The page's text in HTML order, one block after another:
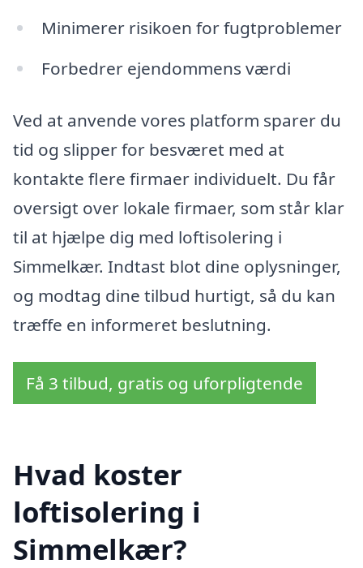
Minimerer risikoen for fugtproblemer
Forbedrer ejendommens værdi
Ved at anvende vores platform sparer du
tid og slipper for besværet med at
kontakte flere firmaer individuelt. Du får
oversigt over lokale firmaer, som står klar
til at hjælpe dig med loftisolering i
Simmelkær. Indtast blot dine oplysninger,
og modtag dine tilbud hurtigt, så du kan
træffe en informeret beslutning.
Få 3 tilbud, gratis og uforpligtende
Hvad koster
loftisolering i
Simmelkær?